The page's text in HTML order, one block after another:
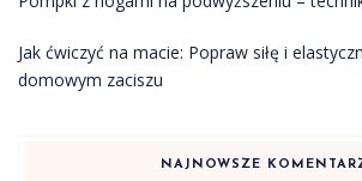
Jak ćwiczyć na macie: Popraw siłę i
domowym zaciszu
NAJNOWSZE